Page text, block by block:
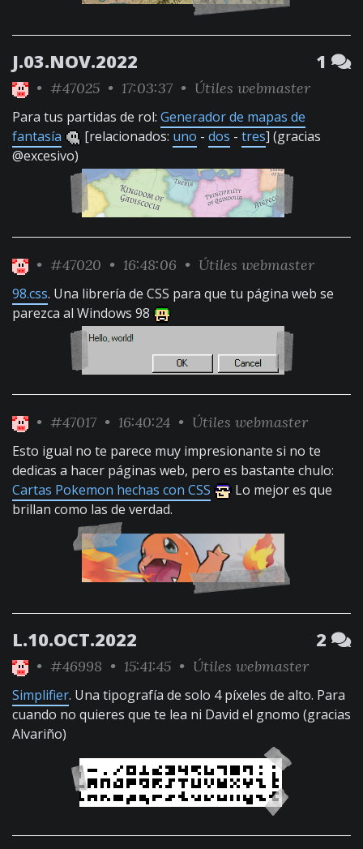
J.03.NOV.2022 1
• #47025 • 17:03:37 • Útiles webmaster
Para tus partidas de rol: Generador de mapas de
fantasía
[relacionados: uno - dos - tres] (gracias
@excesivo)
• #47020 • 16:48:06 • Útiles webmaster
98.css. Una librería de CSS para que tu página web se
parezca al Windows 98
• #47017 • 16:40:24 • Útiles webmaster
Esto igual no te parece muy impresionante si no te
dedicas a hacer páginas web, pero es bastante chulo:
Cartas Pokemon hechas con CSS
Lo mejor es que
brillan como las de verdad.
L.10.OCT.2022 2
• #46998 • 15:41:45 • Útiles webmaster
Simplifier. Una tipografía de solo 4 píxeles de alto. Para
cuando no quieres que te lea ni David el gnomo (gracias
Alvariño)